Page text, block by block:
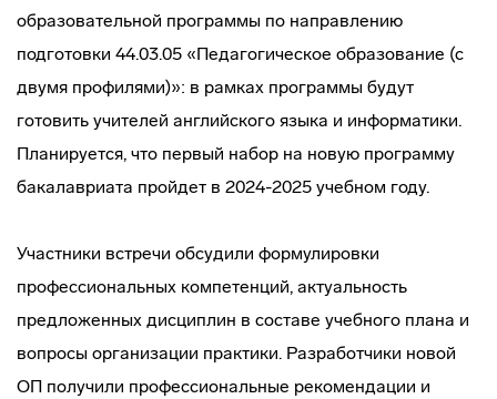
образовательной программы по направлению
подготовки 44.03.05 «Педагогическое образование (с
двумя профилями)»: в рамках программы будут
готовить учителей английского языка и информатики.
Планируется, что первый набор на новую программу
бакалавриата пройдет в 2024-2025 учебном году.
Участники встречи обсудили формулировки
профессиональных компетенций, актуальность
предложенных дисциплин в составе учебного плана и
вопросы организации практики. Разработчики новой
ОП получили профессиональные рекомендации и